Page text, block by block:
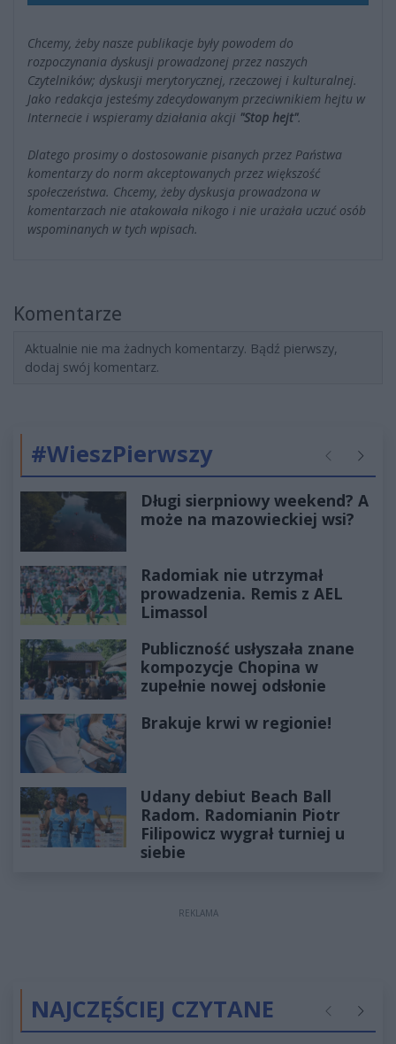
Chcemy, żeby nasze publikacje były powodem do
rozpoczynania dyskusji prowadzonej przez naszych
Czytelników; dyskusji merytorycznej, rzeczowej i kulturalnej.
Jako redakcja jesteśmy zdecydowanym przeciwnikiem hejtu w
Internecie i wspieramy działania akcji "Stop hejt".
Dlatego prosimy o dostosowanie pisanych przez Państwa
komentarzy do norm akceptowanych przez większość
społeczeństwa. Chcemy, żeby dyskusja prowadzona w
komentarzach nie atakowała nikogo i nie urażała uczuć osób
wspominanych w tych wpisach.
Komentarze
Aktualnie nie ma żadnych komentarzy. Bądź pierwszy,
dodaj swój komentarz.
#WieszPierwszy Poprzednie
Długi sierpniowy weekend? A
może na mazowieckiej wsi?
Radomiak nie utrzymał
prowadzenia. Remis z AEL
Limassol
Publiczność usłyszała znane
kompozycje Chopina w
zupełnie nowej odsłonie
Brakuje krwi w regionie!
Udany debiut Beach Ball
Radom. Radomianin Piotr
Filipowicz wygrał turniej u
siebie
REKLAMA
NAJCZĘŚCIEJ CZYTANE Poprzednie